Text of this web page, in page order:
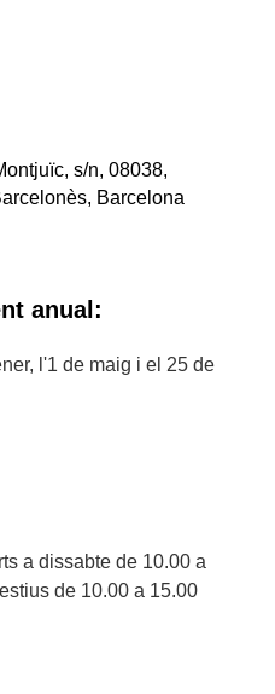
s/n, 08038,
Barcelona
anual:
l'1 de maig i el 25 de
a dissabte de 10.00 a
de 10.00 a 15.00